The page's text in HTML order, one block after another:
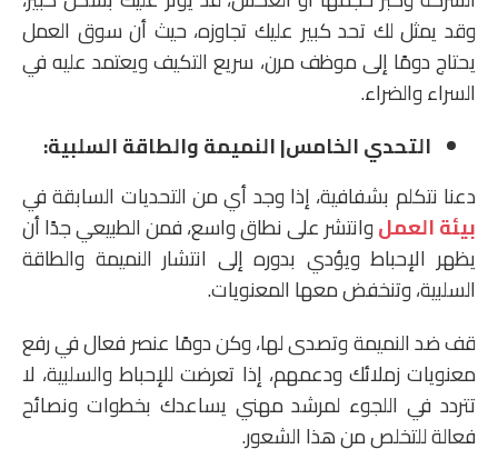
وقد يمثل لك تحد كبير عليك تجاوزه، حيث أن سوق العمل
يحتاج دومًا إلى موظف مرن، سريع التكيف ويعتمد عليه في
السراء والضراء.
التحدي الخامس| النميمة والطاقة السلبية:
دعنا نتكلم بشفافية، إذا وجد أي من التحديات السابقة في
بيئة العملوانتشر على نطاق واسع، فمن الطبيعي جدًا أن
يظهر الإحباط ويؤدي بدوره إلى انتشار النميمة والطاقة
السلبية، وتنخفض معها المعنويات.
قف ضد النميمة وتصدى لها، وكن دومًا عنصر فعال في رفع
معنويات زملائك ودعمهم، إذا تعرضت للإحباط والسلبية، لا
تتردد في اللجوء لمرشد مهني يساعدك بخطوات ونصائح
فعالة للتخلص من هذا الشعور.